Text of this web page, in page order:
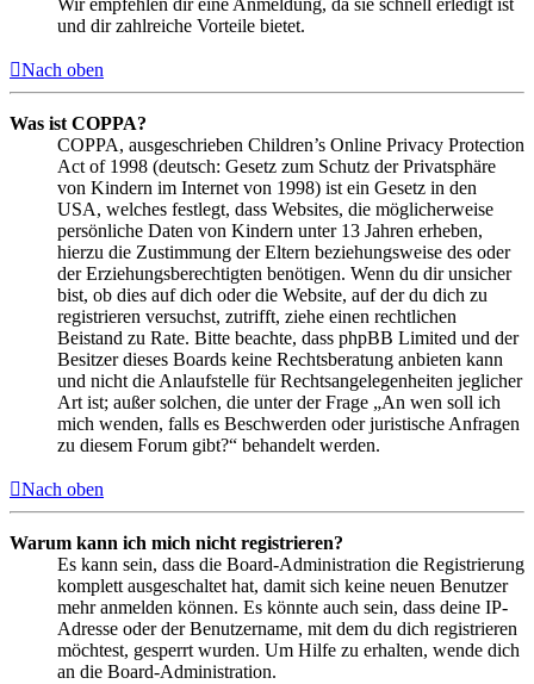
Wir empfehlen dir eine Anmeldung, da sie schnell erledigt ist
und dir zahlreiche Vorteile bietet.
Nach oben
Was ist COPPA?
COPPA, ausgeschrieben Children’s Online Privacy Protection
Act of 1998 (deutsch: Gesetz zum Schutz der Privatsphäre
von Kindern im Internet von 1998) ist ein Gesetz in den
USA, welches festlegt, dass Websites, die möglicherweise
persönliche Daten von Kindern unter 13 Jahren erheben,
hierzu die Zustimmung der Eltern beziehungsweise des oder
der Erziehungsberechtigten benötigen. Wenn du dir unsicher
bist, ob dies auf dich oder die Website, auf der du dich zu
registrieren versuchst, zutrifft, ziehe einen rechtlichen
Beistand zu Rate. Bitte beachte, dass phpBB Limited und der
Besitzer dieses Boards keine Rechtsberatung anbieten kann
und nicht die Anlaufstelle für Rechtsangelegenheiten jeglicher
Art ist; außer solchen, die unter der Frage „An wen soll ich
mich wenden, falls es Beschwerden oder juristische Anfragen
zu diesem Forum gibt?“ behandelt werden.
Nach oben
Warum kann ich mich nicht registrieren?
Es kann sein, dass die Board-Administration die Registrierung
komplett ausgeschaltet hat, damit sich keine neuen Benutzer
mehr anmelden können. Es könnte auch sein, dass deine IP-
Adresse oder der Benutzername, mit dem du dich registrieren
möchtest, gesperrt wurden. Um Hilfe zu erhalten, wende dich
an die Board-Administration.